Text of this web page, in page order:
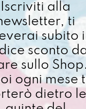
DIPINTO A
€38,00
Iscriviti alla
ti
subito il
sconto
sullo Shop.
ogni mese
dietro le